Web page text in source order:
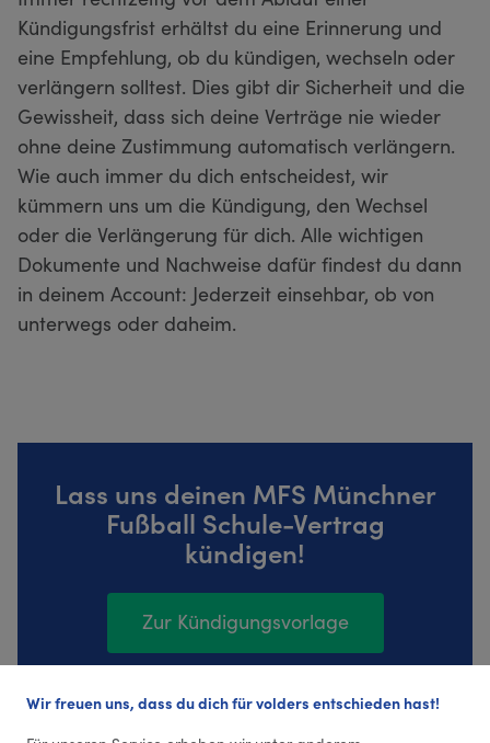
Kündigungsfrist erhältst du eine Erinnerung und
eine Empfehlung, ob du kündigen, wechseln oder
verlängern solltest. Dies gibt dir Sicherheit und die
Gewissheit, dass sich deine Verträge nie wieder
ohne deine Zustimmung automatisch verlängern.
Wie auch immer du dich entscheidest, wir
kümmern uns um die Kündigung, den Wechsel
oder die Verlängerung für dich. Alle wichtigen
Dokumente und Nachweise dafür findest du dann
in deinem Account: Jederzeit einsehbar, ob von
unterwegs oder daheim.
Lass uns deinen MFS Münchner
Fußball Schule-Vertrag
kündigen!
Zur Kündigungsvorlage
Wir freuen uns, dass du dich für volders entschieden hast!